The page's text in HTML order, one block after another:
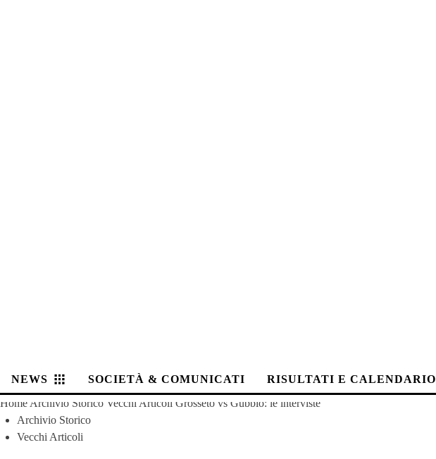
NEWS SOCIETÀ & COMUNICATI RISULTATI E CALENDARIO
Home Archivio Storico Vecchi Articoli Grosseto vs Gubbio: le interviste
Archivio Storico
Vecchi Articoli